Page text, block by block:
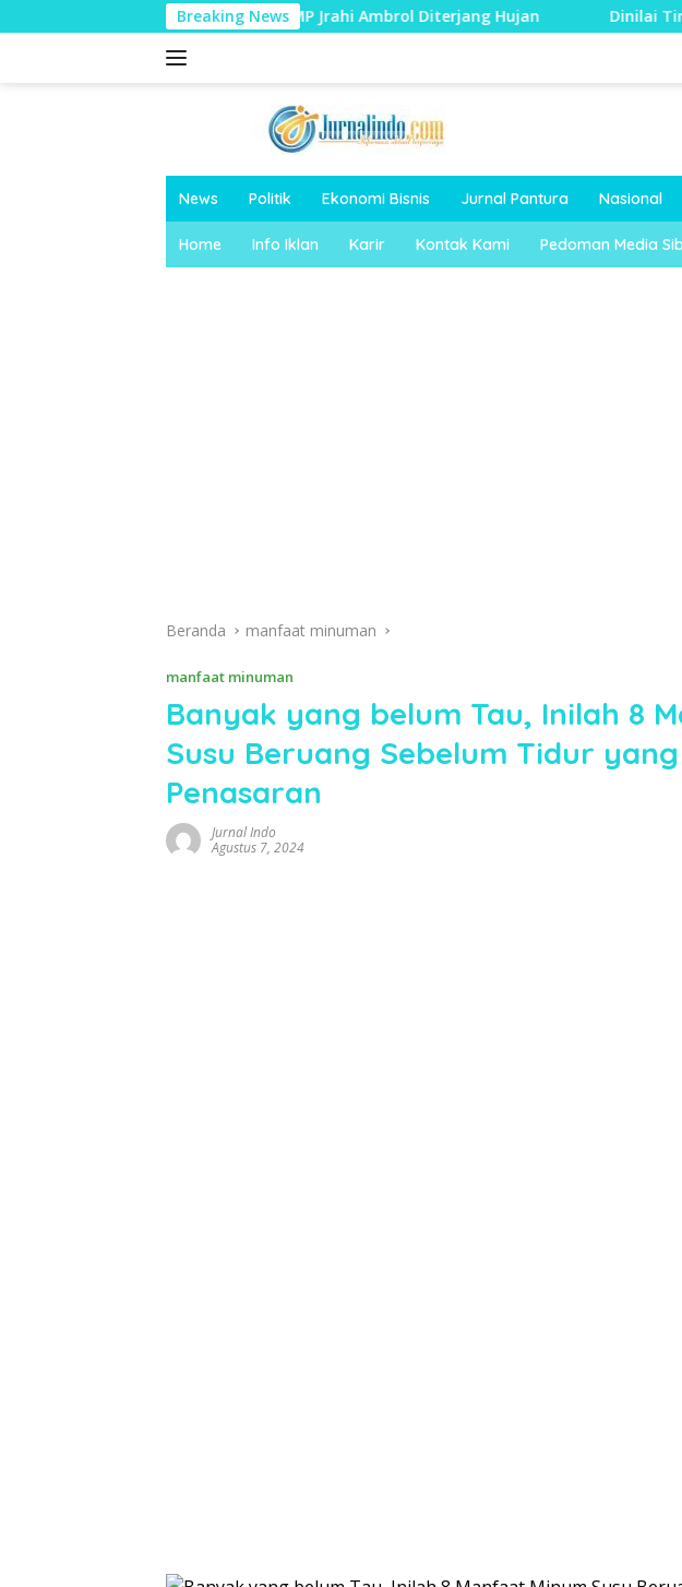
ke
Breaking News
Baru Dibangun, Talut KDMP Jrahi Ambrol Diterjang Hujan Dinilai Timbulkan
News Politik Ekonomi Bisnis Jurnal Pantura Nasional
Home Info Iklan Karir Kontak Kami Pedoman Media
Beranda manfaat minuman
manfaat minuman
Banyak yang belum Tau, Inilah 8
Susu Beruang Sebelum Tidur
Penasaran
Jurnal Indo
Agustus 7, 2024